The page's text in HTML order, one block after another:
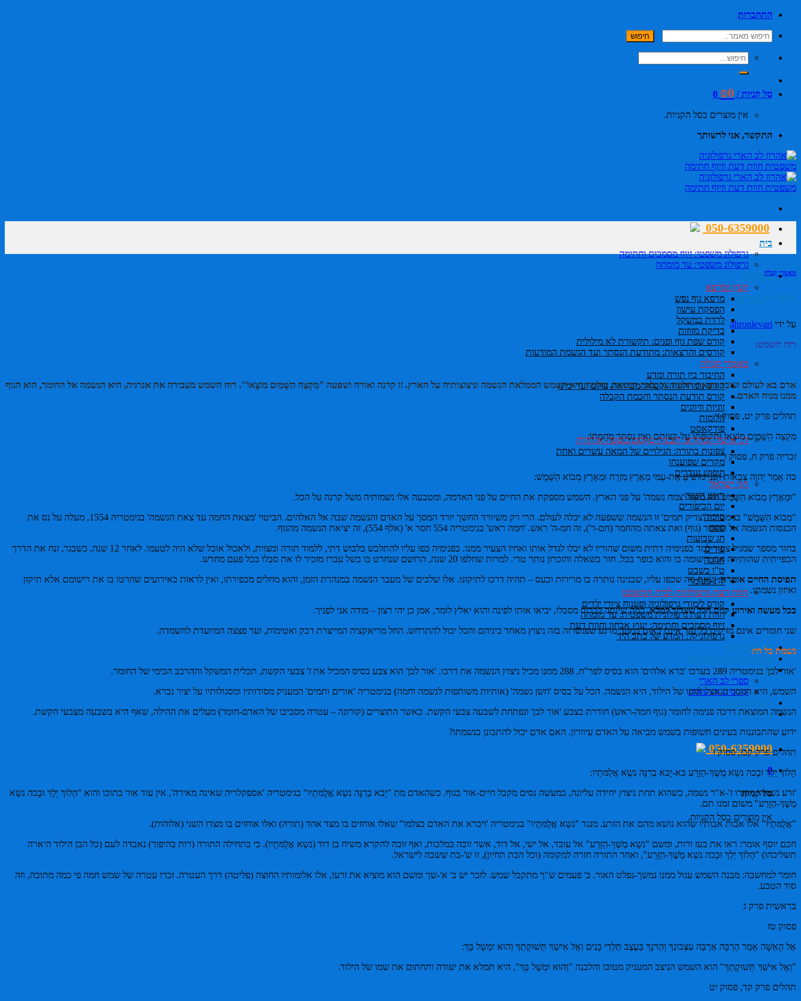
Skip
content
התחברות
חיפוש:
סל קניות / ₪0
0
אין מוצרים בסל הקניות.
התקשר, אני לרשותך
בית
גרפולוג משפטי: זיוף מסמכים וחתימה
גרפולוג משפטי: עד מומחה
מאמרים
יועץ ומרפא
מרפא גוף נפש
הפסקת עישון
לרדת במשקל
בדיקת מזוזות
קורס שפת גוף ופנים: תקשורת לא מילולית
קורסים והרצאות: מתודעת הנסתר ועד הגשמת המודעות
מאמרי קבלה
החיבור בין תורה ומדע
קורס נומרולוגיה וקבלה: מבריאת עולם ועד ימינו
קורס תודעת הנסתר וחכמת הקבלה
זוגיות וזיווגים
חלומות
פודקאסט
דנ"א של המקרא: תכנות טקסט בשפה אלוהית
צפונות בתורה: הגילויים של המאה עשרים ואחת
מקרים שפוענחו
חיפוש נעדרים
חגי ישראל
ראש השנה
יום הכיפורים
סוכות
פסח
חג שבועות
פורים
חנוכה
ט"ו בשבט
ל"ג בעומר
חוות דעת גרפולוגית לבית המשפט
קורס לימודי גרפולוגיה ופענוח ציורי ילדים
חוות דעת גרפולוגית משפטית: עד מומחה
זיוף מסמכים וחתימה: יעוץ אבחון וחוות דעת
גרפולוגיקל: המדע של כתב היד
סרטוני וידיאו
חנות
ספרי לב הארי
קורסים והרצאות
צור קשר
050-6359000
0
סל קניות
אין מוצרים בסל הקניות.
050-6359000
מאמרי קבלה
על ידי ahronlevari
רוח השמש:
אדם בא לעולם ועובד מצאת החמה עד צאת הנשמה. החמה היא השמש הממלאת הנשמה וניצוצותיה על הארץ. זו קרנה ואורה ושפעה "מִקְצֵה הַשָּׁמַיִם מוֹצָאוֹ". רוח השמש מעבירה את אנרגיה, היא הנשמה אל החומר, הוא הגוף
ממנו מגיח האדם.
תהלים פרק יט, פסוק ז
מִקְצֵה הַשָּׁמַיִם מוֹצָאוֹ וּתְקוּפָתוֹ עַל-קְצוֹתָם וְאֵין נִסְתָּר מֵחַמָּתוֹ:
זכריה פרק ח, פסוק ז
כּה אָמַר יְהוָה צְבָאוֹת הִנְנִי מוֹשִׁיעַ אֶת-עַמִּי מֵאֶרֶץ מִזְרָח וּמֵאֶרֶץ מְבוֹא הַשָּׁמֶשׁ:
"וּמֵאֶרֶץ מְבוֹא הַשָּׁמֶשׁ" זה מקור 'צמח נשמה' על פני הארץ. השמש מספקת את החיים על פני האדמה, ומטבעה אלו נשמותיה משל קרנה על הכל.
"מְבוֹא הַשָּׁמֶשׁ" בגימטריה 'צדיק תמים' זו הנשמה ששפעה לא יכלה לעולם. הרי רק משיורד החשך יורד המסך על האדם והנשמה שבה אל האלהים. הביטוי 'מצאת החמה עד צאת הנשמה' בגימטריה 1554, מעלה על נס את
הכנסות הנשמה אל החומר (גוף) ואת צאתה מהחמר (חם-ר'), זה חמ-ה' ראש. 'חמה ראש' בגימטריה 554 חסר א' (אלף 554), זה יציאת הנשמה מהגוף.
בחור מספר שמגיל צעיר למד בפנימיה דתית משום שהוריו לא יכלו לגדל אותו ואחיו הצעיר ממנו. בפנימיה כפו עליו להתלבש בלבוש דתי, ללמוד תורה ומצוות, ולאכול אוכל שלא היה לטעמו. לאחר 12 שנה, כשבגר, זנח את הדרך
הכפייתית שהותירה את רישומה בו והוא כופר בכל. חזר בשאלה והזכרון נותר טרי. למרות שחלפו 20 שנה, הרושם שנחרט בו בשל עברו מזכיר לו את סבלו בכל פעם מחדש.
תפיסת החיים אומרת, שאת מה שכפו עליו, שבגינה נותרה בו מרירות וכעס – תהיה דרכו לתיקונו. אלו שלבים של מעבר הנשמה במנהרת הזמן, והוא מחלים מכפירתו, ואין לראות באירועים שחרטו בו את רישומם אלא תיקון
ואיזון נשמתו.
בכל מעשה ואירוע קיים חלל שצריך למלא.כמה שינסה לברוח מסבלו, יביאו אותו לפינה והוא יאלץ לומר, אמן כן יהי רצון – מודה אני לפניך.
שני חומרים אינם מזיקים כל עוד אינם באים במגע. מרגע שפגשו זה בזה ניצוץ מאחד ביניהם והכל יכול להתרחש. החל מריאקציה המייצרת דבק ואטימות, ועד פצצה המיועדת להשמדה.
נשמת כל חי:
'אור לבן' בגימטריה 289 בערכו 'ברא אלהים' הוא בסיס לפר"ח, 288 ממנו מכיל ניצוץ הנשמה את דרכו. 'אור לבן' הוא צבע בסיס המכיל את ז' צבעי הקשת, תכלית המשקל וההרכב הכימי של החומר.
השמש, היא המסך הנאצל לגופו של הילוד, היא הנשמה. הכל על בסיס 'חשן נשמה' (אותיות משותפות לנשמה וחמה) בגימטריה 'אורים ותמים' המעניק מסודותיו ומסגולותיו על יציר נברא.
הנשמה המוצאת דרכה פנימה לחומר (גוף חמה-ראש) חודרת בצבע 'אור לבן' ונפתחת לשבעה צבעי הקשת. כאשר התוצרים (קורונה – עטרה מסביבו של האדם-חומר) מעלים את ההילה, שאף היא בשבעה מצבעי הקשת.
ידוע שהתבוננות בעינים חשופות בשמש מביאה על האדם עיוורון. האם אדם יכול להתבונן בנשמתו?
תהלים פרק קכו, פסוק ו
הָלוֹךְ יֵלֵךְ וּבָכה נשֵא מֶשֶׁךְ-הַזָּרַע בּא-יָבא בְרִנָּה נשֵא אֲלֻמּתָיו:
'זרע נשמה' מקורו ז'-א"ר נשמה, כשהוא תחת ניצוץ יחידה עליונה, במעשה נסים מקבל חיים-אור בגוף. כשהאדם מת "יָבא בְרִנָּה נשֵא אֲלֻמּתָיו" בגימטריה 'אספקלריה שאינה מאירה', אין עוד אור בתוכו והוא "הָלוֹךְ יֵלֵךְ וּבָכה נשֵא
מֶשֶׁךְ-הַזָּרַע" משום זמנו תם.
"אֲלֻמּתָיו" אלו אבות אבותיו שהוא נושא מהם את הזרע. מנגד "נשֵא אֲלֻמּתָיו" בגימטריה 'ויברא את האדם בצלמו" שאלו אוחזים בו מצד אחד (תורה) ואלו אוחזים בו מצדו השני (אלוהות).
חכם יוסף אומר: ראו את בעז ורות, ומשם "נשֵא מֶשֶׁךְ-הַזָּרַע" אל עובד, אל ישי, אל דוד, אשר זוכה במלכות, ואף זוכה להקרא משיח בן דוד (נשֵא אֲלֻמּתָיו). כי בתחילה התורה (רות בהיפוך) נאבדה לעם (כל הבן הילוד היארה
תשליכהו) "הָלוֹךְ יֵלֵךְ וּבָכה נשֵא מֶשֶׁךְ-הַזָּרַע", ואחר התורה חזרה למקומה (וכל הבת תחיון), זו ש'-בת ששבה לישראל.
חומר למחשבה: מבנה השמש עגול ממנו נמשך-נפלט האור. ב' פעמים ש"ך מתקבל שמש. לזכר יש ב' א'-שך ומשם הוא מוציא את זרעו, אלו אלומותיו החוצה (פליטה) דרך העטרה. זכרו עטרה של שמש חמה פי כמה מתוכה, וזה
סוד הטבע.
בראשית פרק ג
פסוק טז
אֶל הָאִשָּׁה אָמַר הַרְבָּה אַרְבֶּה עִצְּבוֹנֵךְ וְהֵרנֵךְ בְּעֶצֶב תֵּלְדִי בָנִים וְאֶל אִישֵׁךְ תְּשׁוּקָתֵךְ וְהוּא יִמְשָׁל בָּךְ:
"וְאֶל אִישֵׁךְ תְּשׁוּקָתֵךְ" הוא השמש הניצב המעניק מטובו והלבנה "וְהוּא יִמְשָׁל בָּךְ", היא תמלא את יעודה ותחתום את שמו של הילוד.
תהלים פרק קד, פסוק יט